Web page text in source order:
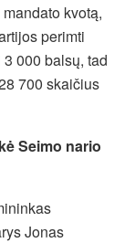
kvotą,
perimti
000 balsų, tad
700 skaičius
Seimo nario
Jonas